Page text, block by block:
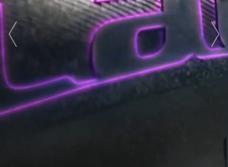
prev
next